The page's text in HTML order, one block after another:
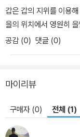
까? 서울메트로는 비용
들을 외주화했다. 이 과
력업체, 보다 정확히 말
하청업체의 임원직으
다는 적었지만, 그럼에
당한 액수였다. 서울메
에, 목숨을 걸고 정비 업
급 144만 원을 받았으
갑은 갑의 지위를 이용
을의 위치에서 영원히
공감 (0) 댓글 (0)
마이리뷰
구매자 (0) 전체 (1)